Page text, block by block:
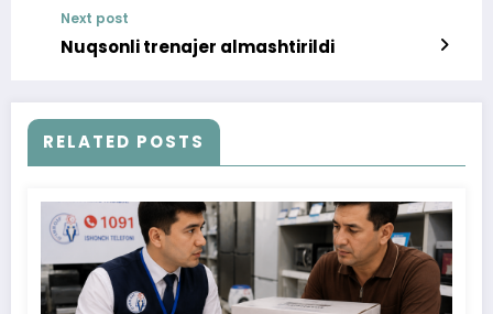
Next post
Nuqsonli trenajer almashtirildi
RELATED POSTS